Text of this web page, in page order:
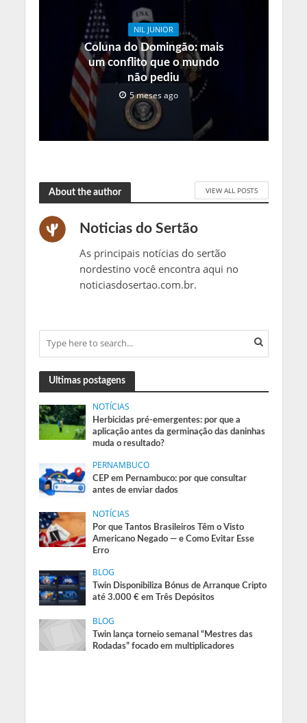
NIL JUNIOR
Coluna do Domingão: mais
um conflito que o mundo
não pediu
5 meses ago
About the author VIEW ALL POSTS
Noticias do Sertão
As principais notícias do sertão
nordestino você encontra aqui no
noticiasdosertao.com.br.
Ultimas postagens
NOTÍCIAS
Herbicidas pré-emergentes: por que a
aplicação antes da germinação das daninhas
muda o resultado?
PERNAMBUCO
CEP em Pernambuco: por que consultar
antes de enviar dados
NOTÍCIAS
Por que Tantos Brasileiros Têm o Visto
Americano Negado — e Como Evitar Esse
Erro
BLOG
Twin Disponibiliza Bónus de Arranque Cripto
até 3.000 € em Três Depósitos
BLOG
Twin lança torneio semanal “Mestres das
Rodadas” focado em multiplicadores